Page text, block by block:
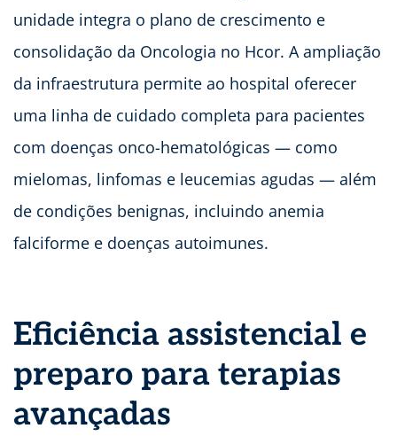
unidade integra o plano de crescimento e
consolidação da Oncologia no Hcor. A ampliação
da infraestrutura permite ao hospital oferecer
uma linha de cuidado completa para pacientes
com doenças onco-hematológicas — como
mielomas, linfomas e leucemias agudas — além
de condições benignas, incluindo anemia
falciforme e doenças autoimunes.
Eficiência assistencial e
preparo para terapias
avançadas